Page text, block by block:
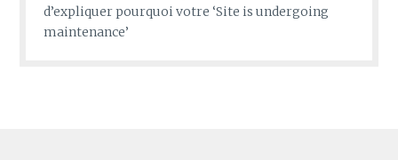
d’expliquer pourquoi votre ‘Site is undergoing
maintenance’